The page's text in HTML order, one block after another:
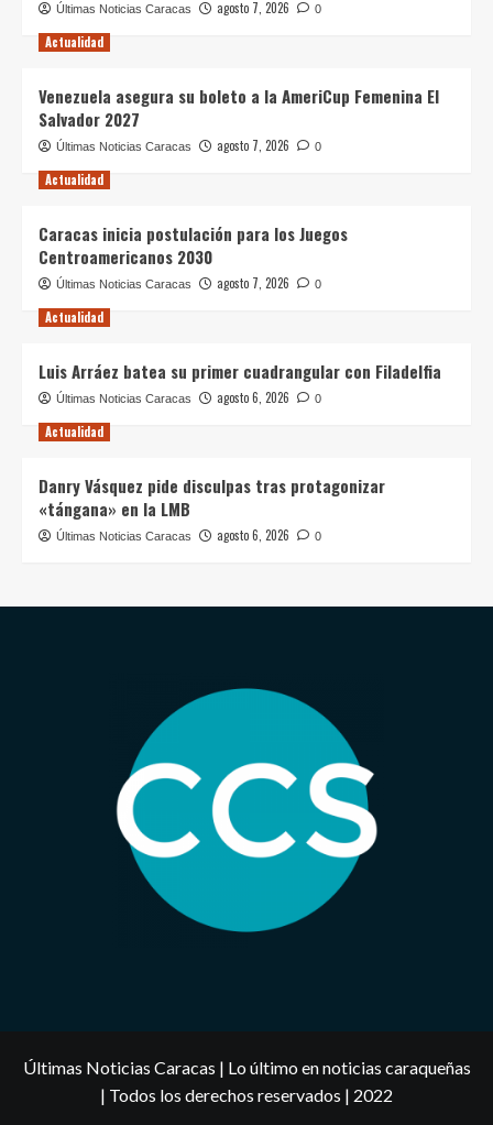
Últimas Noticias Caracas agosto 7, 2026 0
Actualidad
Venezuela asegura su boleto a la AmeriCup Femenina El
Salvador 2027
Últimas Noticias Caracas agosto 7, 2026 0
Actualidad
Caracas inicia postulación para los Juegos
Centroamericanos 2030
Últimas Noticias Caracas agosto 7, 2026 0
Actualidad
Luis Arráez batea su primer cuadrangular con Filadelfia
Últimas Noticias Caracas agosto 6, 2026 0
Actualidad
Danry Vásquez pide disculpas tras protagonizar
«tángana» en la LMB
Últimas Noticias Caracas agosto 6, 2026 0